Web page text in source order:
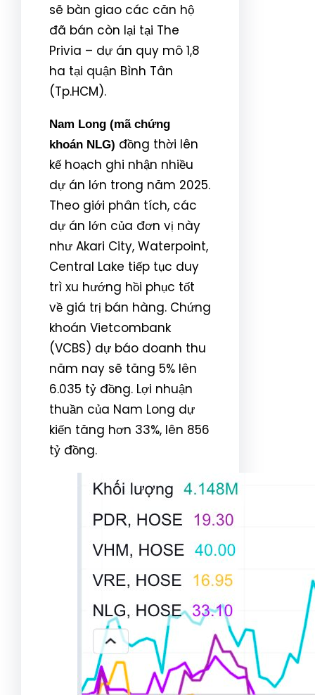
sẽ bàn giao các căn hộ
đã bán còn lại tại The
Privia – dự án quy mô 1,8
ha tại quận Bình Tân
(Tp.HCM).
Nam Long (mã chứng
khoán NLG) đồng thời lên
kế hoạch ghi nhận nhiều
dự án lớn trong năm 2025.
Theo giới phân tích, các
dự án lớn của đơn vị này
như Akari City, Waterpoint,
Central Lake tiếp tục duy
trì xu hướng hồi phục tốt
về giá trị bán hàng. Chứng
khoán Vietcombank
(VCBS) dự báo doanh thu
năm nay sẽ tăng 5% lên
6.035 tỷ đồng. Lợi nhuận
thuần của Nam Long dự
kiến tăng hơn 33%, lên 856
tỷ đồng.